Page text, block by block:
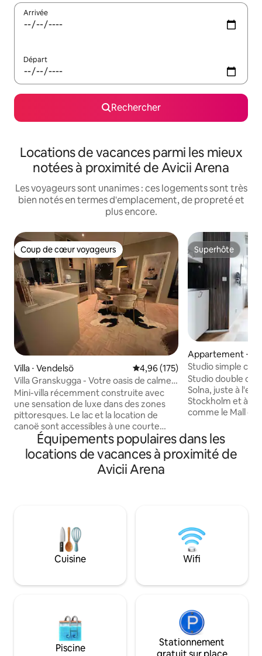
Arrivée
Départ
Rechercher
Locations de vacances parmi les mieux
notées à proximité de Avicii Arena
Les voyageurs sont unanimes : ces logements sont très
bien notés en termes d'emplacement, de propreté et
plus encore.
Coup de cœur voyageurs
Coup de cœur voyageurs
Villa ⋅ Vendelsö Évaluation moyenne sur la
4,96 (175)
Villa Granskugga - Votre oasis de calme
près de la ville
Mini-villa récemment construite avec
une sensation de luxe dans des zones
pittoresques. Le lac et la location de
canoë sont accessibles à une courte
distance de marche, la réserve naturelle
de Tyresta est située à côté de la maison
avec des sentiers de randonnée et des
pistes de course de plusieurs kilomètres.
pouvez facilement vous déplacer en
un entraînement personnel ou du yoga
pendant votre séjour. Bienvenue dans
Granskugga !
Superhôte
Superhôte
Appartement ⋅
Studio simple
Studio double
Solna, juste à
Stockholm et à
comme le Mall of
cm de large, une
une kitchenette
et un coin repas
vous dans
gratuit, des
espaces de travail.
Équipements populaires dans les
locations de vacances à proximité de
Avicii Arena
Cuisine Wifi
Piscine
Stationnement